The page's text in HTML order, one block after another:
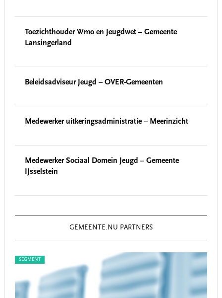
Toezichthouder Wmo en Jeugdwet – Gemeente
Lansingerland
Beleidsadviseur Jeugd – OVER-Gemeenten
Medewerker uitkeringsadministratie – Meerinzicht
Medewerker Sociaal Domein Jeugd – Gemeente
IJsselstein
GEMEENTE.NU PARTNERS
SEGMENT